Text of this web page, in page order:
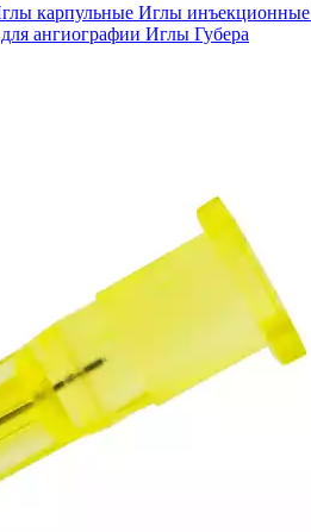
карпульные Иглы инъекционные
ангиографии Иглы Губера